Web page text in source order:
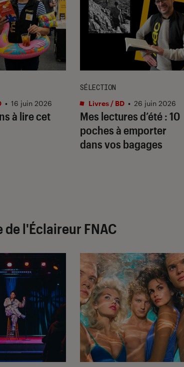
à lire cet
• 16 juin 2026
Mes lectures d’été : 10
poches à emporter
dans vos bagages
SÉLECTION
Livres / BD • 26 juin 2026
de l'Éclaireur FNAC